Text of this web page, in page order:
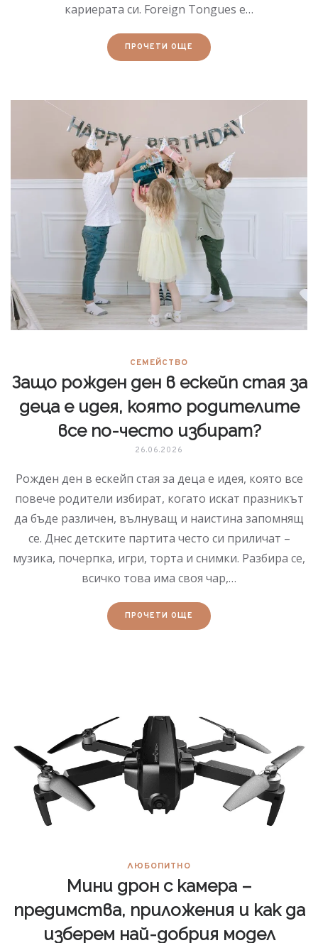
кариерата си. Foreign Tongues е…
ПРОЧЕТИ ОЩЕ
СЕМЕЙСТВО
Защо рожден ден в ескейп стая за
деца е идея, която родителите
все по-често избират?
26.06.2026
Рожден ден в ескейп стая за деца е идея, която все
повече родители избират, когато искат празникът
да бъде различен, вълнуващ и наистина запомнящ
се. Днес детските партита често си приличат –
музика, почерпка, игри, торта и снимки. Разбира се,
всичко това има своя чар,…
ПРОЧЕТИ ОЩЕ
ЛЮБОПИТНО
Мини дрон с камера –
предимства, приложения и как да
изберем най-добрия модел